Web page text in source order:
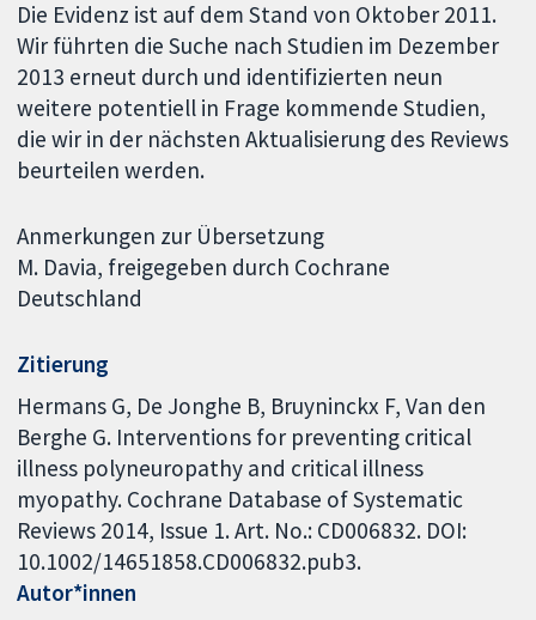
Die Evidenz ist auf dem Stand von Oktober 2011.
Wir führten die Suche nach Studien im Dezember
2013 erneut durch und identifizierten neun
weitere potentiell in Frage kommende Studien,
die wir in der nächsten Aktualisierung des Reviews
beurteilen werden.
Anmerkungen zur Übersetzung
M. Davia, freigegeben durch Cochrane
Deutschland
Zitierung
Hermans G, De Jonghe B, Bruyninckx F, Van den
Berghe G. Interventions for preventing critical
illness polyneuropathy and critical illness
myopathy. Cochrane Database of Systematic
Reviews 2014, Issue 1. Art. No.: CD006832. DOI:
10.1002/14651858.CD006832.pub3.
Autor*innen